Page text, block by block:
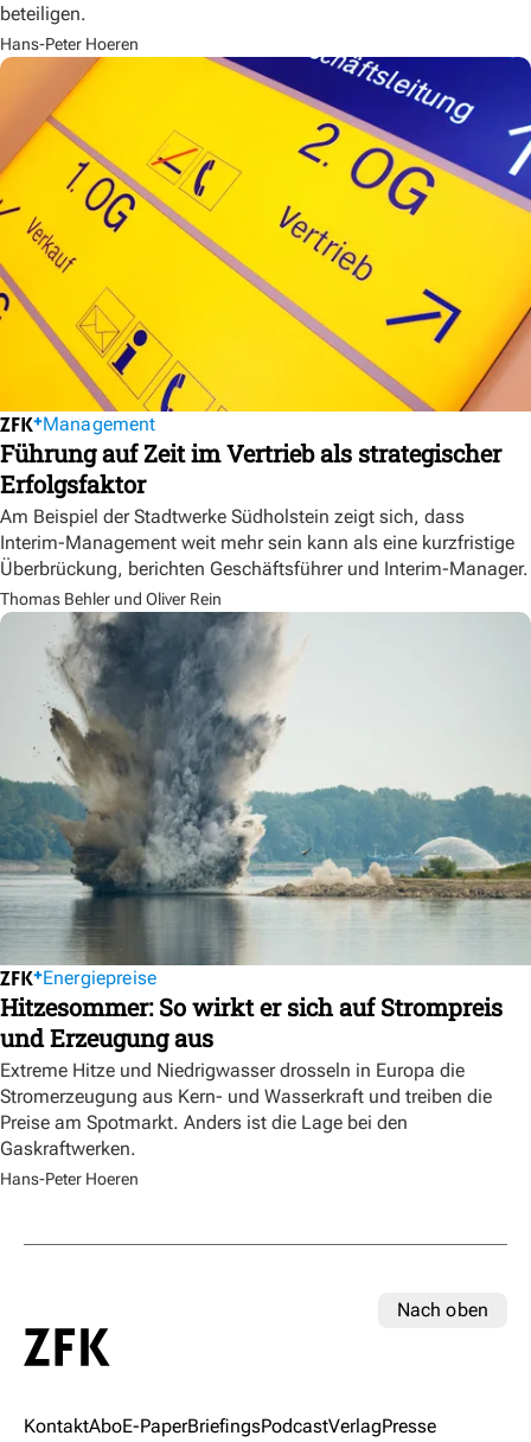
beteiligen.
Hans-Peter Hoeren
Management
Führung auf Zeit im Vertrieb als strategischer
Erfolgsfaktor
Am Beispiel der Stadtwerke Südholstein zeigt sich, dass
Interim-Management weit mehr sein kann als eine kurzfristige
Überbrückung, berichten Geschäftsführer und Interim-Manager.
Thomas Behler und Oliver Rein
Energiepreise
Hitzesommer: So wirkt er sich auf Strompreis
und Erzeugung aus
Extreme Hitze und Niedrigwasser drosseln in Europa die
Stromerzeugung aus Kern- und Wasserkraft und treiben die
Preise am Spotmarkt. Anders ist die Lage bei den
Gaskraftwerken.
Hans-Peter Hoeren
Nach oben
KontaktAboE-PaperBriefingsPodcastVerlagPresse